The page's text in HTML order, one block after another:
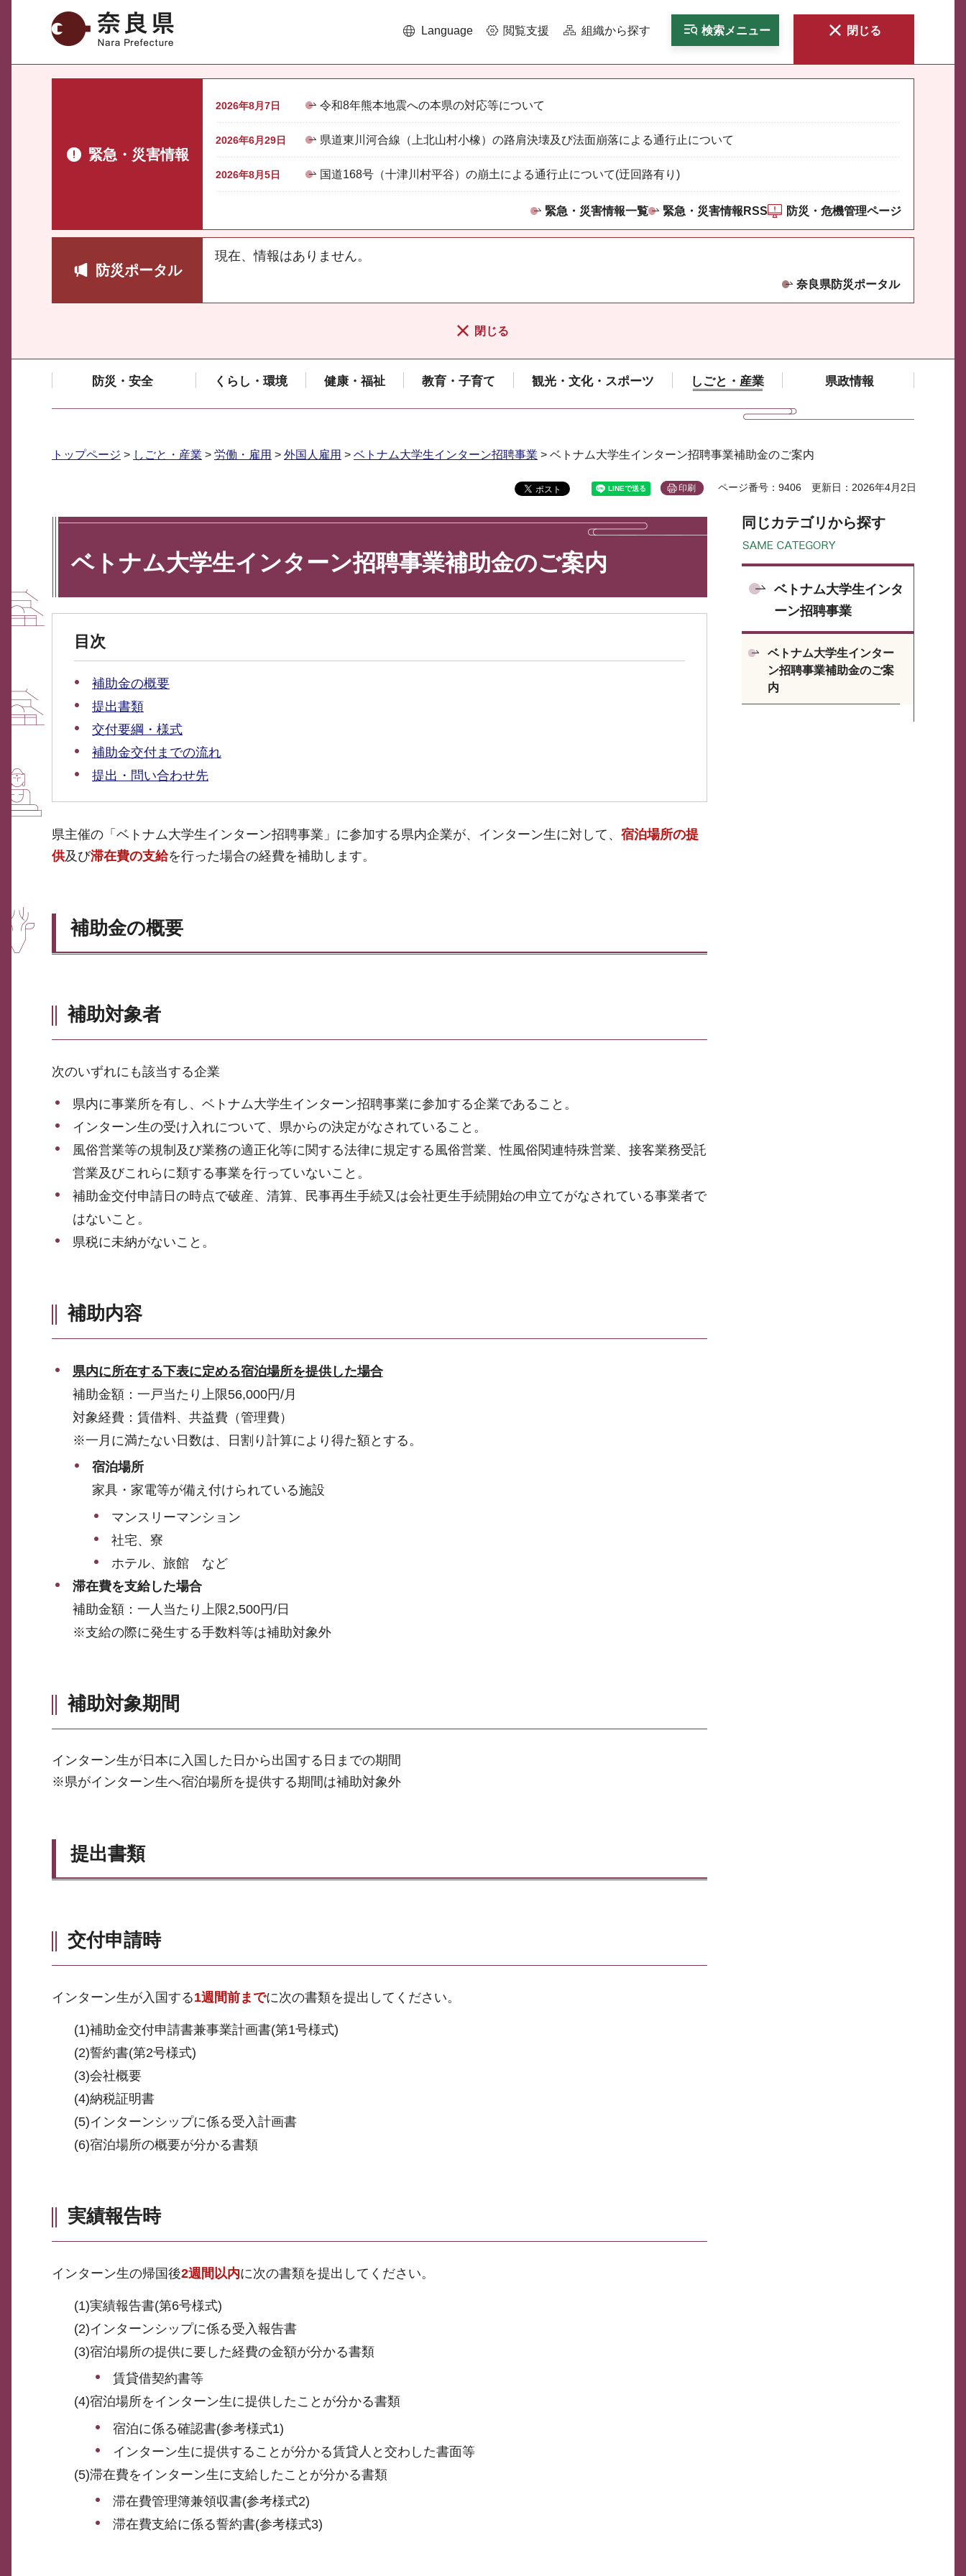
奈良県 Language 閲覧支援 組織から探す 検索メニュー 閉じる
緊急・災害情報
2026年8月7日 令和8年熊本地震への本県の対応等について
2026年6月29日 県道東川河合線（上北山村小橡）の路肩決壊及び法面崩落による通行止について
2026年8月5日 国道168号（十津川村平谷）の崩土による通行止について(迂回路有り)
緊急・災害情報一覧 緊急・災害情報RSS 防災・危機管理ページ
防災ポータル
現在、情報はありません。
奈良県防災ポータル
閉じる
防災・安全 くらし・環境 健康・福祉 教育・子育て 観光・文化・スポーツ しごと・産業 県政情報
トップページ > しごと・産業 > 労働・雇用 > 外国人雇用 > ベトナム大学生インターン招聘事業 > ベトナム大学生インターン招聘事業補助金のご案内
印刷 ページ番号：9406 更新日：2026年4月2日
ベトナム大学生インターン招聘事業補助金のご案内
目次
補助金の概要
提出書類
交付要綱・様式
補助金交付までの流れ
提出・問い合わせ先
県主催の「ベトナム大学生インターン招聘事業」に参加する県内企業が、インターン生に対して、 宿泊場所の提
供及び滞在費の支給を行った場合の経費を補助します。
補助金の概要
補助対象者
次のいずれにも該当する企業
県内に事業所を有し、ベトナム大学生インターン招聘事業に参加する企業であること。
インターン生の受け入れについて、県からの決定がなされていること。
風俗営業等の規制及び業務の適正化等に関する法律に規定する風俗営業、性風俗関連特殊営業、接客業務受託
営業及びこれらに類する事業を行っていないこと。
補助金交付申請日の時点で破産、清算、民事再生手続又は会社更生手続開始の申立てがなされている事業者で
はないこと。
県税に未納がないこと。
補助内容
県内に所在する下表に定める宿泊場所を提供した場合
補助金額：一戸当たり上限56,000円/月
対象経費：賃借料、共益費（管理費）
※一月に満たない日数は、日割り計算により得た額とする。
宿泊場所
家具・家電等が備え付けられている施設
マンスリーマンション
社宅、寮
ホテル、旅館 など
滞在費を支給した場合
補助金額：一人当たり上限2,500円/日
※支給の際に発生する手数料等は補助対象外
補助対象期間
インターン生が日本に入国した日から出国する日までの期間
※県がインターン生へ宿泊場所を提供する期間は補助対象外
提出書類
交付申請時
インターン生が入国する1週間前までに次の書類を提出してください。
(1)補助金交付申請書兼事業計画書(第1号様式)
(2)誓約書(第2号様式)
(3)会社概要
(4)納税証明書
(5)インターンシップに係る受入計画書
(6)宿泊場所の概要が分かる書類
実績報告時
インターン生の帰国後2週間以内に次の書類を提出してください。
(1)実績報告書(第6号様式)
(2)インターンシップに係る受入報告書
(3)宿泊場所の提供に要した経費の金額が分かる書類
賃貸借契約書等
(4)宿泊場所をインターン生に提供したことが分かる書類
宿泊に係る確認書(参考様式1)
インターン生に提供することが分かる賃貸人と交わした書面等
(5)滞在費をインターン生に支給したことが分かる書類
滞在費管理簿兼領収書(参考様式2)
滞在費支給に係る誓約書(参考様式3)
同じカテゴリから探す
ベトナム大学生インタ
ーン招聘事業
ベトナム大学生インター
ン招聘事業補助金のご案
内